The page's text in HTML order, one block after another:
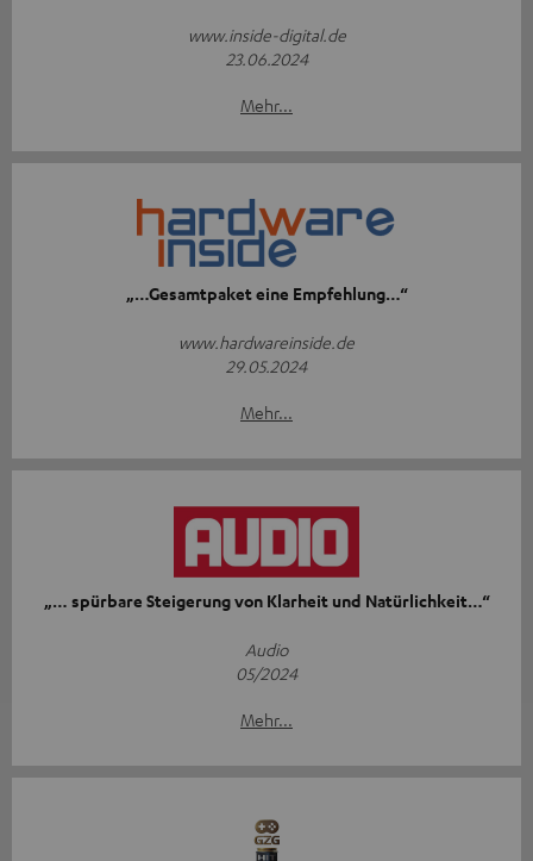
www.inside-digital.de
23.06.2024
Mehr...
„…Gesamtpaket eine Empfehlung…“
www.hardwareinside.de
29.05.2024
Mehr...
„… spürbare Steigerung von Klarheit und Natürlichkeit…“
Audio
05/2024
Mehr...